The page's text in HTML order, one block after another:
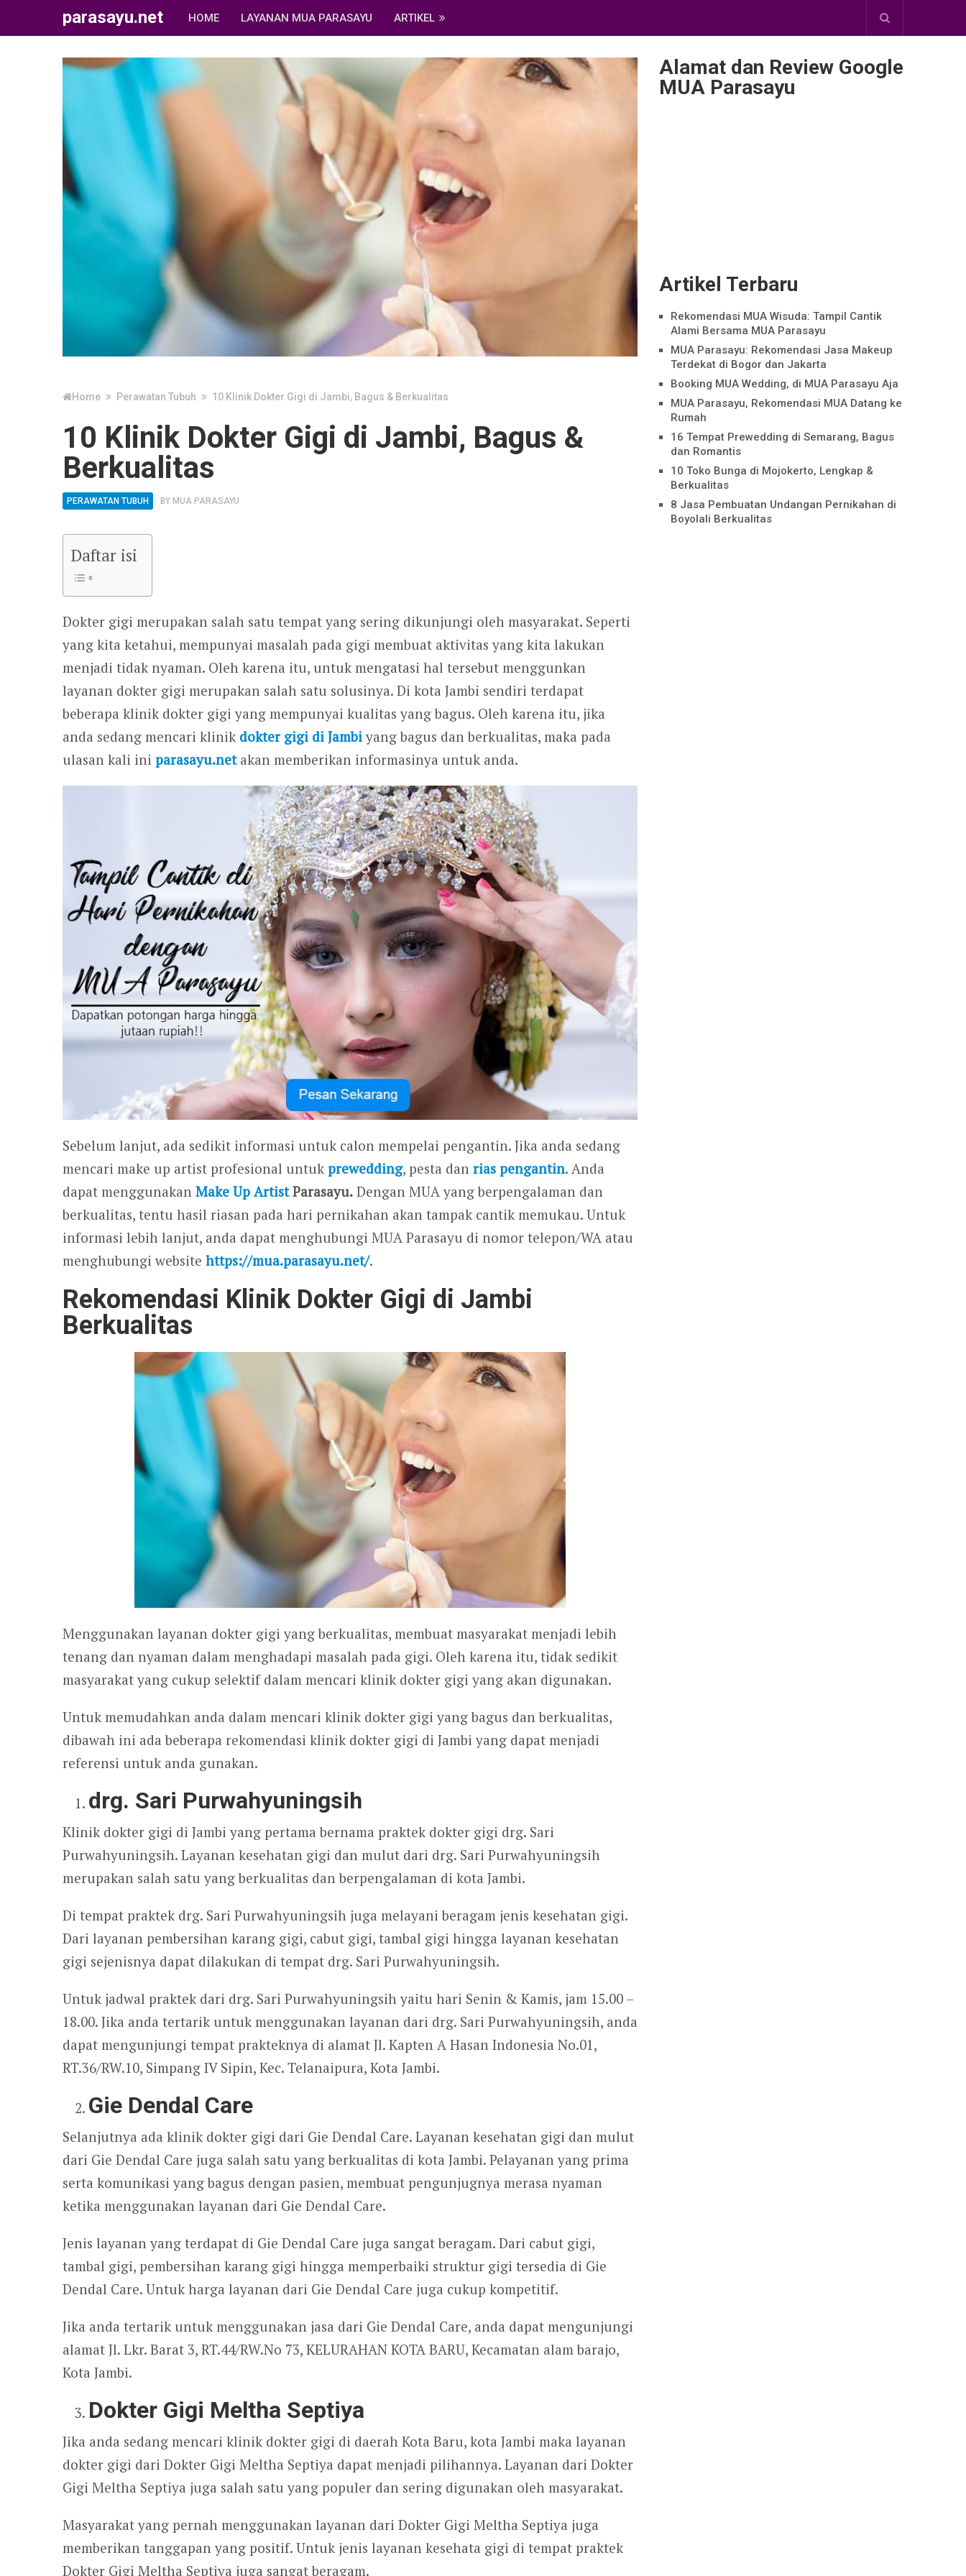
parasayu.net HOME LAYANAN MUA PARASAYU ARTIKEL
Home Perawatan Tubuh 10 Klinik Dokter Gigi di Jambi, Bagus & Berkualitas
10 Klinik Dokter Gigi di Jambi, Bagus &
Berkualitas
PERAWATAN TUBUH BY MUA PARASAYU
Daftar isi
Dokter gigi merupakan salah satu tempat yang sering dikunjungi oleh masyarakat. Seperti
yang kita ketahui, mempunyai masalah pada gigi membuat aktivitas yang kita lakukan
menjadi tidak nyaman. Oleh karena itu, untuk mengatasi hal tersebut menggunkan
layanan dokter gigi merupakan salah satu solusinya. Di kota Jambi sendiri terdapat
beberapa klinik dokter gigi yang mempunyai kualitas yang bagus. Oleh karena itu, jika
anda sedang mencari klinik dokter gigi di Jambi yang bagus dan berkualitas, maka pada
ulasan kali ini parasayu.netakan memberikan informasinya untuk anda.
Sebelum lanjut, ada sedikit informasi untuk calon mempelai pengantin. Jika anda sedang
mencari make up artist profesional untuk prewedding, pesta dan rias pengantin. Anda
dapat menggunakan Make Up ArtistParasayu. Dengan MUA yang berpengalaman dan
berkualitas, tentu hasil riasan pada hari pernikahan akan tampak cantik memukau. Untuk
informasi lebih lanjut, anda dapat menghubungi MUA Parasayu di nomor telepon/WA atau
menghubungi website https://mua.parasayu.net/.
Rekomendasi Klinik Dokter Gigi di Jambi
Berkualitas
Menggunakan layanan dokter gigi yang berkualitas, membuat masyarakat menjadi lebih
tenang dan nyaman dalam menghadapi masalah pada gigi. Oleh karena itu, tidak sedikit
masyarakat yang cukup selektif dalam mencari klinik dokter gigi yang akan digunakan.
Untuk memudahkan anda dalam mencari klinik dokter gigi yang bagus dan berkualitas,
dibawah ini ada beberapa rekomendasi klinik dokter gigi di Jambi yang dapat menjadi
referensi untuk anda gunakan.
drg. Sari Purwahyuningsih
Klinik dokter gigi di Jambi yang pertama bernama praktek dokter gigi drg. Sari
Purwahyuningsih. Layanan kesehatan gigi dan mulut dari drg. Sari Purwahyuningsih
merupakan salah satu yang berkualitas dan berpengalaman di kota Jambi.
Di tempat praktek drg. Sari Purwahyuningsih juga melayani beragam jenis kesehatan gigi.
Dari layanan pembersihan karang gigi, cabut gigi, tambal gigi hingga layanan kesehatan
gigi sejenisnya dapat dilakukan di tempat drg. Sari Purwahyuningsih.
Untuk jadwal praktek dari drg. Sari Purwahyuningsih yaitu hari Senin & Kamis, jam 15.00 –
18.00. Jika anda tertarik untuk menggunakan layanan dari drg. Sari Purwahyuningsih, anda
dapat mengunjungi tempat prakteknya di alamat Jl. Kapten A Hasan Indonesia No.01,
RT.36/RW.10, Simpang IV Sipin, Kec. Telanaipura, Kota Jambi.
Gie Dendal Care
Selanjutnya ada klinik dokter gigi dari Gie Dendal Care. Layanan kesehatan gigi dan mulut
dari Gie Dendal Care juga salah satu yang berkualitas di kota Jambi. Pelayanan yang prima
serta komunikasi yang bagus dengan pasien, membuat pengunjugnya merasa nyaman
ketika menggunakan layanan dari Gie Dendal Care.
Jenis layanan yang terdapat di Gie Dendal Care juga sangat beragam. Dari cabut gigi,
tambal gigi, pembersihan karang gigi hingga memperbaiki struktur gigi tersedia di Gie
Dendal Care. Untuk harga layanan dari Gie Dendal Care juga cukup kompetitif.
Jika anda tertarik untuk menggunakan jasa dari Gie Dendal Care, anda dapat mengunjungi
alamat Jl. Lkr. Barat 3, RT.44/RW.No 73, KELURAHAN KOTA BARU, Kecamatan alam barajo,
Kota Jambi.
Dokter Gigi Meltha Septiya
Jika anda sedang mencari klinik dokter gigi di daerah Kota Baru, kota Jambi maka layanan
dokter gigi dari Dokter Gigi Meltha Septiya dapat menjadi pilihannya. Layanan dari Dokter
Gigi Meltha Septiya juga salah satu yang populer dan sering digunakan oleh masyarakat.
Masyarakat yang pernah menggunakan layanan dari Dokter Gigi Meltha Septiya juga
memberikan tanggapan yang positif. Untuk jenis layanan kesehata gigi di tempat praktek
Dokter Gigi Meltha Septiya juga sangat beragam.
Alamat dan Review Google
MUA Parasayu
Artikel Terbaru
Rekomendasi MUA Wisuda: Tampil Cantik
Alami Bersama MUA Parasayu
MUA Parasayu: Rekomendasi Jasa Makeup
Terdekat di Bogor dan Jakarta
Booking MUA Wedding, di MUA Parasayu Aja
MUA Parasayu, Rekomendasi MUA Datang ke
Rumah
16 Tempat Prewedding di Semarang, Bagus
dan Romantis
10 Toko Bunga di Mojokerto, Lengkap &
Berkualitas
8 Jasa Pembuatan Undangan Pernikahan di
Boyolali Berkualitas